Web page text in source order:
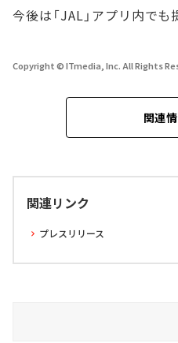
今後は「JAL」アプリ内でも
Copyright © ITmedia, Inc. All Rights
関連
関連リンク
プレスリリース